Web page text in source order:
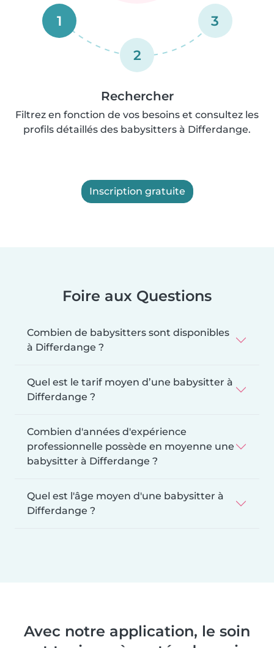
1
2
3
Rechercher
Filtrez en fonction de vos besoins et consultez les
profils détaillés des babysitters à Differdange.
Inscription gratuite
Foire aux Questions
Combien de babysitters sont disponibles
à Differdange ?
Quel est le tarif moyen d’une babysitter à
Differdange ?
Combien d'années d'expérience
professionnelle possède en moyenne une
babysitter à Differdange ?
Quel est l'âge moyen d'une babysitter à
Differdange ?
Avec notre application, le soin